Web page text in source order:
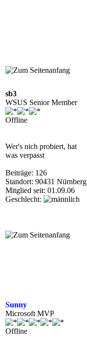
sb3
WSUS Senior Member
Offline
Wer's nich probiert, hat
was verpasst
Beiträge: 126
Standort: 90431 Nürnberg
Mitglied seit: 01.09.06
Geschlecht:
Sunny
Microsoft MVP
Offline